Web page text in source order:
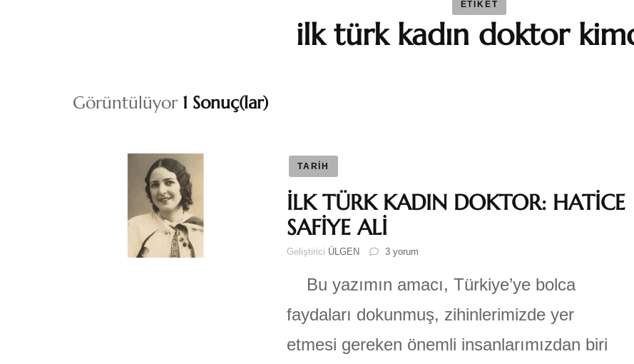
ÜLGEN
ETIKET
ilk türk kadın doktor
Görüntülüyor 1 Sonuç(lar)
TARİH
İLK TÜRK KADIN DOKTOR: HATİCE
SAFİYE ALİ
Geliştirici ÜLGEN
İLK
KADIN
DOKTOR:
SAFİYE
için
3 yorum
Bu yazımın amacı, Türkiye’ye bolca
faydaları dokunmuş, zihinlerimizde yer
etmesi gereken önemli insanlarımızdan biri